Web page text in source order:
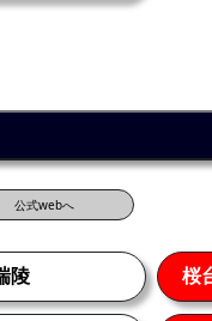
公式webへ
陵 桜